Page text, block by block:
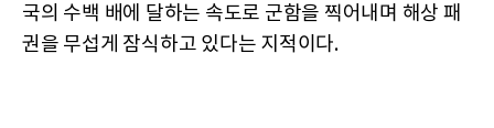
국의 수백 배에 달하는 속도로 군함을 찍어내며 해상 패
권을 무섭게 잠식하고 있다는 지적이다.